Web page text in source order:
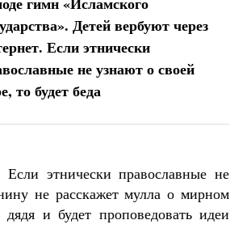
Детей вербуют через
Если этнически
не узнают о своей
то будет беда
Если этнически православные не
не расскажет мулла о мирном
и будет проповедовать идеи